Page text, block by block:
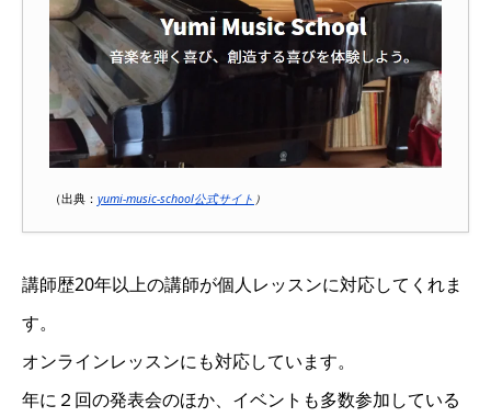
（出典： yumi-music-school公式サイト ）
講師歴20年以上の講師が個人レッスンに対応してくれま
す。
オンラインレッスンにも対応しています。
年に２回の発表会のほか、イベントも多数参加している